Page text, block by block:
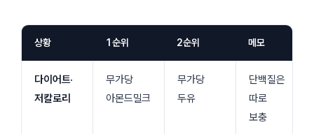
상황 1순위 2순위 메모
다이어트·
저칼로리
무가당
아몬드밀크
무가당
두유
단백질은
따로
보충